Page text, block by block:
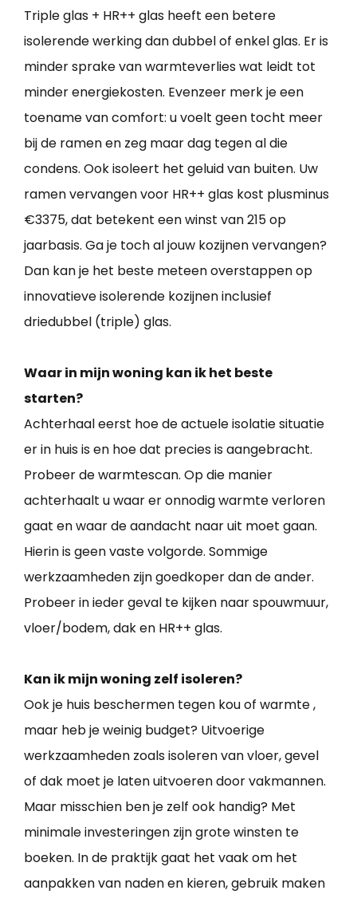
Triple glas + HR++ glas heeft een betere
isolerende werking dan dubbel of enkel glas. Er is
minder sprake van warmteverlies wat leidt tot
minder energiekosten. Evenzeer merk je een
toename van comfort: u voelt geen tocht meer
bij de ramen en zeg maar dag tegen al die
condens. Ook isoleert het geluid van buiten. Uw
ramen vervangen voor HR++ glas kost plusminus
€3375, dat betekent een winst van 215 op
jaarbasis. Ga je toch al jouw kozijnen vervangen?
Dan kan je het beste meteen overstappen op
innovatieve isolerende kozijnen inclusief
driedubbel (triple) glas.
Waar in mijn woning kan ik het beste
starten?
Achterhaal eerst hoe de actuele isolatie situatie
er in huis is en hoe dat precies is aangebracht.
Probeer de warmtescan. Op die manier
achterhaalt u waar er onnodig warmte verloren
gaat en waar de aandacht naar uit moet gaan.
Hierin is geen vaste volgorde. Sommige
werkzaamheden zijn goedkoper dan de ander.
Probeer in ieder geval te kijken naar spouwmuur,
vloer/bodem, dak en HR++ glas.
Kan ik mijn woning zelf isoleren?
Ook je huis beschermen tegen kou of warmte ,
maar heb je weinig budget? Uitvoerige
werkzaamheden zoals isoleren van vloer, gevel
of dak moet je laten uitvoeren door vakmannen.
Maar misschien ben je zelf ook handig? Met
minimale investeringen zijn grote winsten te
boeken. In de praktijk gaat het vaak om het
aanpakken van naden en kieren, gebruik maken